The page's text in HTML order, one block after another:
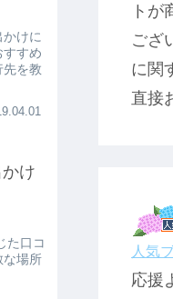
かけに
すめ
を教
け
た口コ
な場所
トが
ござ
に関
直接
人気
応援